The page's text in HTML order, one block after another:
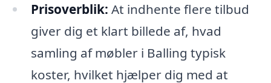
Prisoverblik: At indhente flere tilbud
giver dig et klart billede af, hvad
samling af møbler i Balling typisk
koster, hvilket hjælper dig med at